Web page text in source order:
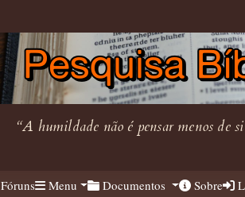
“A humildade não é pensar menos de
Fóruns Menu Documentos Sobre